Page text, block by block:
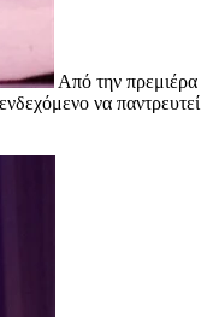
Από την πρεμιέρα
να παντρευτεί